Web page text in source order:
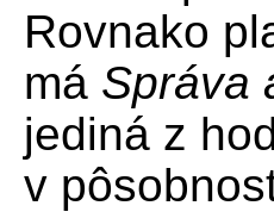
Rovnako
má Správa
jediná z
v